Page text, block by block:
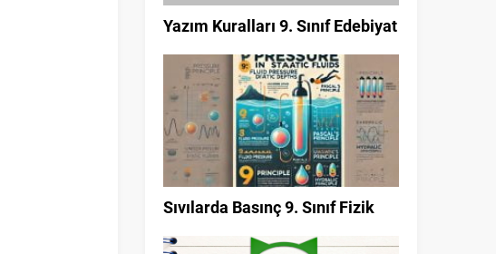
Yazım Kuralları 9. Sınıf Edebiyat
Sıvılarda Basınç 9. Sınıf Fizik